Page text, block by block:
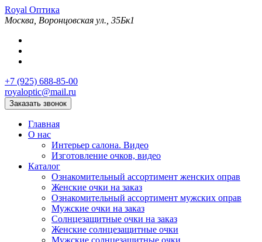
Royal Оптика
Москва, Воронцовская ул., 35Бк1
+7 (925) 688-85-00
royaloptic@mail.ru
Заказать звонок
Главная
О нас
Интерьер салона. Видео
Изготовление очков, видео
Каталог
Ознакомительный ассортимент женских оправ
Женские очки на заказ
Ознакомительный ассортимент мужских оправ
Мужские очки на заказ
Солнцезащитные очки на заказ
Женские солнцезащитные очки
Мужские солнцезащитные очки